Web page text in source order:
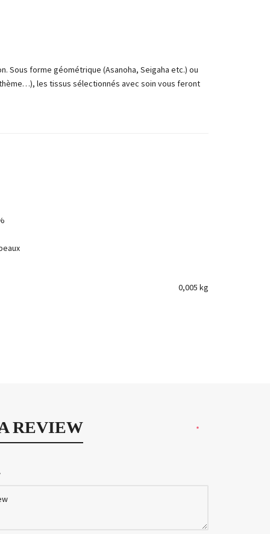
Sous forme géométrique (Asanoha, Seigaha etc.) ou
les tissus sélectionnés avec soin vous feront
0,005 kg
REVIEW *